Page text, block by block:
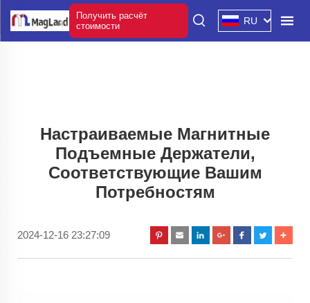
Получить расчёт
стоимости
RU
Настраиваемые Магнитные
Подъемные Держатели,
Соответствующие Вашим
Потребностям
2024-12-16 23:27:09